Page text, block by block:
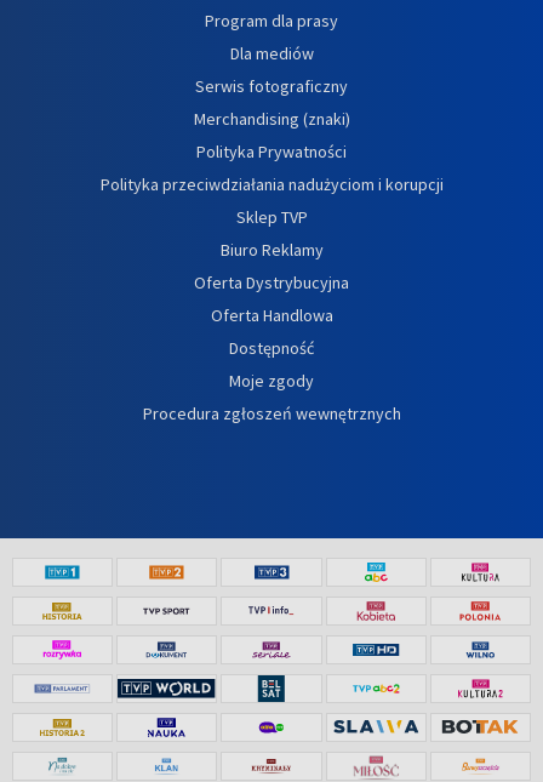
Program dla prasy
Dla mediów
Serwis fotograficzny
Merchandising (znaki)
Polityka Prywatności
Polityka przeciwdziałania nadużyciom i korupcji
Sklep TVP
Biuro Reklamy
Oferta Dystrybucyjna
Oferta Handlowa
Dostępność
Moje zgody
Procedura zgłoszeń wewnętrznych